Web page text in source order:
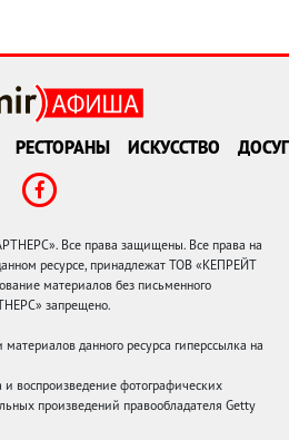
РЕСТОРАНЫ ИСКУССТВО ДОСУГ
Все права защищены. Все права на
ресурсе, принадлежат ТОВ «КЕПРЕЙТ
материалов без письменного
запрещено.
данного ресурса гиперссылка на
воспроизведение фотографических
произведений правообладателя Getty